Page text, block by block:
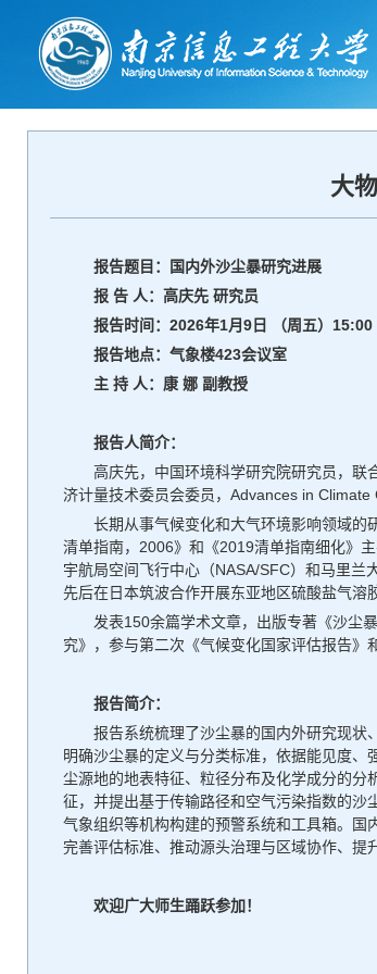
大
报告题目：国内外沙尘暴研究进展
报 告 人：高庆先 研究员
报告时间：2026年1月9日 （周五）15:00
报告地点：气象楼423会议室
主持 人：康 娜 副教授
报告人简介：
高庆先，中国环境科学研究院研究员，联
济计量技术委员会委员，Advances in
长期从事气候变化和大气环境影响领域的
清单指南，2006》和《2019清单指南细化》
宇航局空间飞行中心（NASA/SFC）和马里兰
先后在日本筑波合作开展东亚地区硫酸盐气溶
发表150余篇学术文章，出版专著《沙尘
究》，参与第二次《气候变化国家评估报告
报告简介：
报告系统梳理了沙尘暴的国内外研究现状
明确沙尘暴的定义与分类标准，依据能见度
尘源地的地表特征、粒径分布及化学成分的
征，并提出基于传输路径和空气污染指数的沙
气象组织等机构构建的预警系统和工具箱。国
完善评估标准、推动源头治理与区域协作、提
欢迎广大师生踊跃参加！